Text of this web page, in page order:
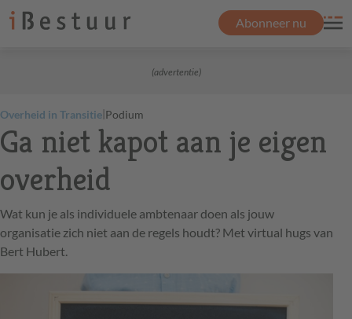
Abonneer nu
(advertentie)
Overheid in Transitie|Podium
Ga niet kapot aan je eigen
overheid
Wat kun je als individuele ambtenaar doen als jouw
organisatie zich niet aan de regels houdt? Met virtual hugs van
Bert Hubert.